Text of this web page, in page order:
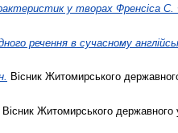
у творах Френсіса С.
речення в сучасному
Вісник Житомирського
Вісник Житомирського державного